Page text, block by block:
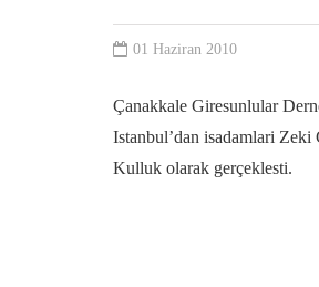
01 Haziran 2010
Çanakkale Giresunlular
Istanbul’dan isadamlari
Kulluk olarak gerçeklesti.